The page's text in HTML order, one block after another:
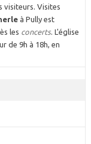
visiteurs. Visites
à Pully est
les concerts. L'église
de 9h à 18h, en